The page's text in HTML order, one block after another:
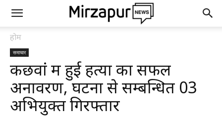
होम
समाचार
कछवां में हुई हत्या का सफल
अनावरण, घटना से सम्बन्धित 03
अभियुक्त गिरफ्तार